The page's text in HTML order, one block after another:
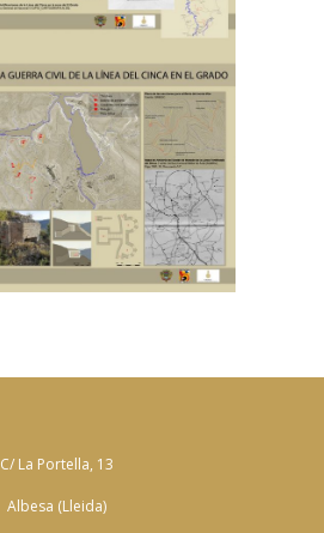
C/ La Portella, 13
Albesa (Lleida)